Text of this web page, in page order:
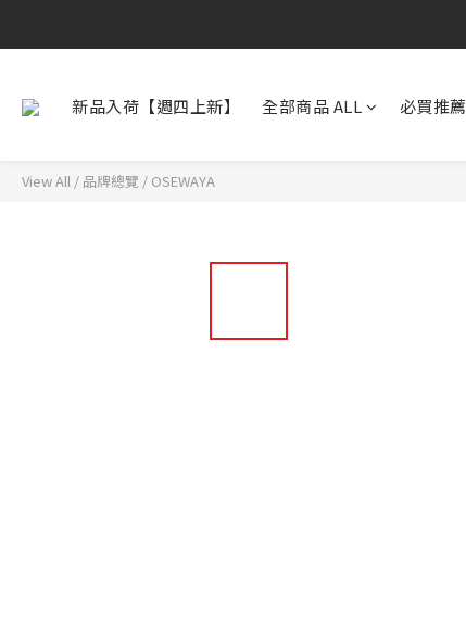
新品入荷【週四上新】 全部商品 ALL 必買推薦
View All / 品牌總覽 / OSEWAYA